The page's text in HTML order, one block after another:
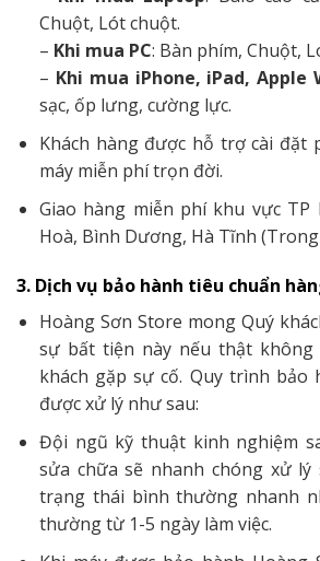
Chuột, Lót chuột.
– Khi mua PC: Bàn phím, Chuột,
– Khi mua iPhone, iPad, Apple
sạc, ốp lưng, cường lực.
Khách hàng được hỗ trợ cài đặt
máy miễn phí trọn đời.
Giao hàng miễn phí khu vực TP
Hoà, Bình Dương, Hà Tĩnh
3. Dịch vụ bảo hành tiêu chuẩn
Hoàng Sơn Store mong Quý
sự bất tiện này nếu thật không
khách gặp sự cố. Quy trình bảo
được xử lý như sau:
Đội ngũ kỹ thuật kinh nghiệm
sửa chữa sẽ nhanh chóng xử lý
trạng thái bình thường nhanh
thường từ 1-5 ngày làm việc.